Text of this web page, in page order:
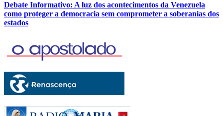
Debate Informativo: A luz dos acontecimentos da Venezuela
como proteger a democracia sem comprometer a soberanias dos
estados